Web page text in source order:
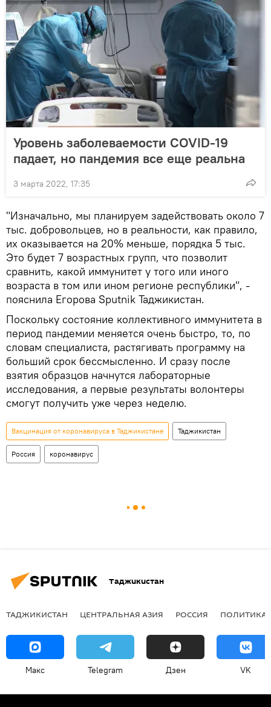
Уровень заболеваемости COVID-19
падает, но пандемия все еще реальна
3 марта 2022, 17:35
"Изначально, мы планируем задействовать около 7
тыс. добровольцев, но в реальности, как правило,
их оказывается на 20% меньше, порядка 5 тыс.
Это будет 7 возрастных групп, что позволит
сравнить, какой иммунитет у того или иного
возраста в том или ином регионе республики", -
пояснила Егорова Sputnik Таджикистан.
Поскольку состояние коллективного иммунитета в
период пандемии меняется очень быстро, то, по
словам специалиста, растягивать программу на
больший срок бессмысленно. И сразу после
взятия образцов начнутся лабораторные
исследования, а первые результаты волонтеры
смогут получить уже через неделю.
Вакцинация от коронавируса в Таджикистане Таджикистан
Россия коронавирус
Таджикистан
ТАДЖИКИСТАН ЦЕНТРАЛЬНАЯ АЗИЯ РОССИЯ ПОЛИТИКА
Макс Telegram Дзен VK